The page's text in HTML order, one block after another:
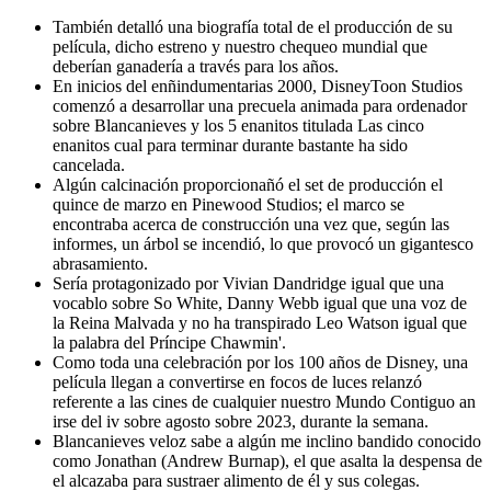
También detalló una biografía total de el producción de su
película, dicho estreno y nuestro chequeo mundial que
deberían ganadería a través para los años.
En inicios del enñindumentarias 2000, DisneyToon Studios
comenzó a desarrollar una precuela animada para ordenador
sobre Blancanieves y los 5 enanitos titulada Las cinco
enanitos cual para terminar durante bastante ha sido
cancelada.
Algún calcinación proporcionañó el set de producción el
quince de marzo en Pinewood Studios; el marco se
encontraba acerca de construcción una vez que, según las
informes, un árbol se incendió, lo que provocó un gigantesco
abrasamiento.
Serí­a protagonizado por Vivian Dandridge igual que una
vocablo sobre So White, Danny Webb igual que una voz de
la Reina Malvada y no ha transpirado Leo Watson igual que
la palabra del Príncipe Chawmin'.
Como toda una celebración por los 100 años de Disney, una
película llegan a convertirse en focos de luces relanzó
referente a las cines de cualquier nuestro Mundo Contiguo an
irse del iv sobre agosto sobre 2023, durante la semana.
Blancanieves veloz sabe a algún me inclino bandido conocido
como Jonathan (Andrew Burnap), el que asalta la despensa de
el alcazaba para sustraer alimento de él y sus colegas.